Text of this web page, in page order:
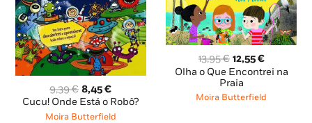
9,39€ O
preço
original
8,45€O
preço
atual
Cucu! Onde Está o Robô?
Moira Butterfield
13,95€ O
preço
original
era:
12,55€O
preço
é:
Olha o Que Encontrei na
Praia
Moira Butterfield